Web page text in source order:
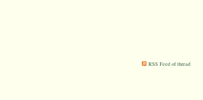
RSS Feed of thread